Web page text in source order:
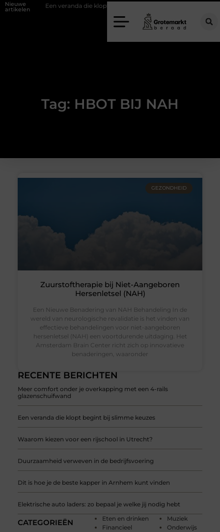
Nieuwe
artikelen Een veranda die klopt begint bij slimme keuzes
Tag: HBOT BIJ NAH
RECENTE BERICHTEN
Meer comfort onder je overkapping met een 4-rails
glazenschuifwand
Een veranda die klopt begint bij slimme keuzes
Waarom kiezen voor een rijschool in Utrecht?
Duurzaamheid verweven in de bedrijfsvoering
Dit is hoe je de beste kapper in Arnhem kunt vinden
Elektrische auto laders: zo bepaal je welke jij nodig hebt
CATEGORIEËN
Eten en drinken
Financieel
Muziek
Onderwijs
GEZONDHEID
Zuurstoftherapie bij Niet-Aangeboren
Hersenletsel (NAH)
Een Nieuwe Benadering van NAH Behandeling In de
wereld van neurologische revalidatie is het vinden van
effectieve behandelingen voor niet-aangeboren
hersenletsel (NAH) een voortdurende uitdaging. Het
Amsterdam Brain Center richt zich op innovatieve
benaderingen, waaronder